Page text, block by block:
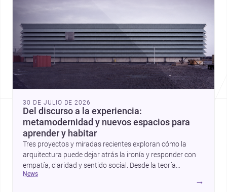
30 DE JULIO DE 2026
Del discurso a la experiencia:
metamodernidad y nuevos espacios para
aprender y habitar
Tres proyectos y miradas recientes exploran cómo la
arquitectura puede dejar atrás la ironía y responder con
empatía, claridad y sentido social. Desde la teoría
metamoderna hasta centros infantiles y una vivienda
news
→